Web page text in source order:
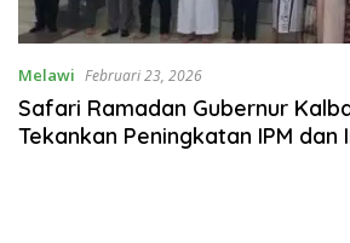
Melawi Februari 23, 2026
Safari Ramadan Gubernur
Tekankan Peningkatan IPM